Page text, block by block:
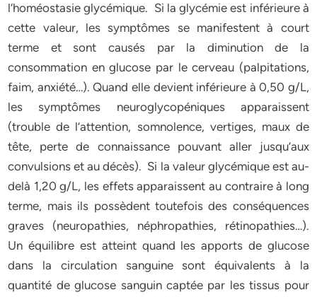
l’homéostasie glycémique. Si la glycémie est inférieure à
cette valeur, les symptômes se manifestent à court
terme et sont causés par la diminution de la
consommation en glucose par le cerveau (palpitations,
faim, anxiété…). Quand elle devient inférieure à 0,50 g/L,
les symptômes neuroglycopéniques apparaissent
(trouble de l’attention, somnolence, vertiges, maux de
tête, perte de connaissance pouvant aller jusqu’aux
convulsions et au décès). Si la valeur glycémique est au-
delà 1,20 g/L, les effets apparaissent au contraire à long
terme, mais ils possèdent toutefois des conséquences
graves (neuropathies, néphropathies, rétinopathies…).
Un équilibre est atteint quand les apports de glucose
dans la circulation sanguine sont équivalents à la
quantité de glucose sanguin captée par les tissus pour